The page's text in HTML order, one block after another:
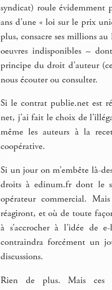
syndicat) roule évidemment
ans d’une « loi sur le prix
plus, consacre ses millions
oeuvres indisponibles –
principe du droit d’auteur
nous écouter ou consulter.
Si le contrat publie.net est
net, j’ai fait le choix de
même les auteurs à la
coopérative.
Si un jour on m’embête là-
droits à edinum.fr dont le
opérateur commercial.
réagiront, et où de toute
à s’accrocher à l’idée de
contraindra forcément un
discussions.
Rien de plus. Mais ces